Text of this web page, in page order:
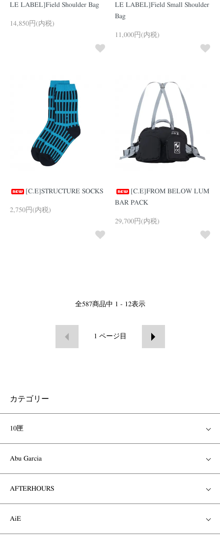
LE LABEL]Field Shoulder Bag
14,850円(内税)
LE LABEL]Field Small Shoulder
Bag
11,000円(内税)
[C.E]STRUCTURE SOCKS
2,750円(内税)
[C.E]FROM BELOW LUM
BAR PACK
29,700円(内税)
全587商品中 1 - 12表示
1 ページ目
カテゴリー
10匣
Abu Garcia
AFTERHOURS
AiE